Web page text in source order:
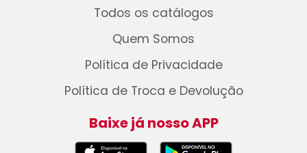
Todos os catálogos
Quem Somos
Política de Privacidade
Política de Troca e Devolução
Baixe já nosso APP